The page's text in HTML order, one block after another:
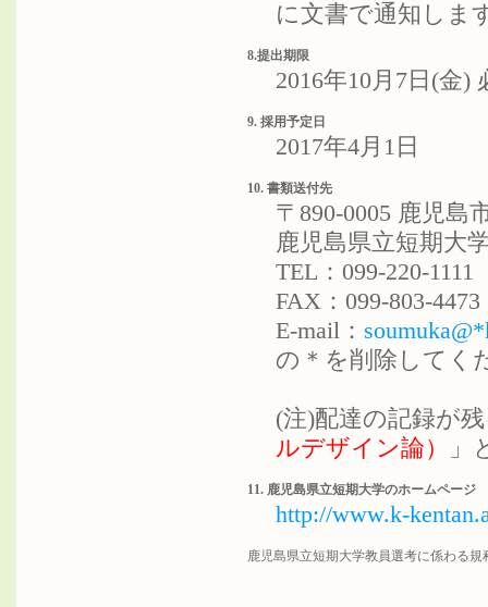
に文書で通知しま
8.提出期限
2016年10月7日(金)
9. 採用予定日
2017年4月1日
10. 書類送付先
〒890-0005 鹿児島
鹿児島県立短期大
TEL：099-220-1111
FAX：099-803-4473
E-mail：
の＊を削除してく
(注)配達の記録が
ルデザイン論）
」
11. 鹿児島県立短期大学のホームページ
http://www.k-
鹿児島県立短期大学教員選考に係わる規